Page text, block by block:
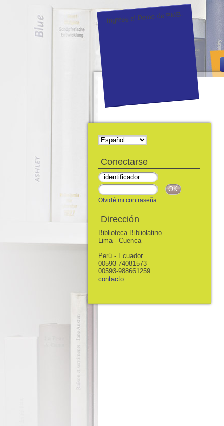
Ingrese al Demo de PMB.
Conectarse
Olvidé mi contraseña
Dirección
Biblioteca Bibliolatino
Lima - Cuenca
Perú - Ecuador
00593-74081573
00593-988661259
contacto